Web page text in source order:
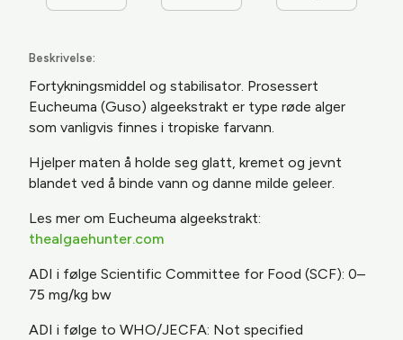
Beskrivelse:
Fortykningsmiddel og stabilisator. Prosessert
Eucheuma (Guso) algeekstrakt er type røde alger
som vanligvis finnes i tropiske farvann.
Hjelper maten å holde seg glatt, kremet og jevnt
blandet ved å binde vann og danne milde geleer.
Les mer om Eucheuma algeekstrakt:
thealgaehunter.com
ADI i følge Scientific Committee for Food (SCF): 0–
75 mg/kg bw
ADI i følge to WHO/JECFA: Not specified